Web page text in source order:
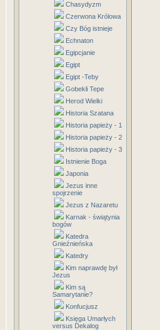
Chasydyzm
Czerwona Królowa
Czy Bóg istnieje
Echnaton
Egipcjanie
Egipt
Egipt -Teby
Gobekli Tepe
Herod Wielki
Historia Szatana
Historia papieży - 1
Historia papieży - 2
Historia papieży - 3
Istnienie Boga
Japonia
Jezus inne
spojrzenie
Jezus z Nazaretu
Karnak - świątynia
bogów
Katedra
Gnieźnieńska
Katedry
Kim naprawdę był
Jezus
Kim są
Samarytanie?
Konfucjusz
Księga Umarłych
versus Dekalog